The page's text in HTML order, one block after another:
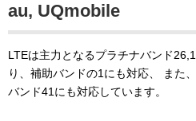
au, UQmobile
LTEは主力となるプラチナバンド
り、補助バンドの1にも対応、 また
バンド41にも対応しています。